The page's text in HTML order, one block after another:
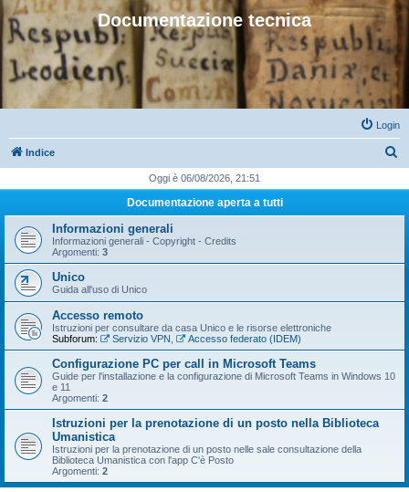
Documentazione tecnica
Login
Indice
c
Oggi è 06/08/2026, 21:51
Documentazione aperta a tutti
Informazioni generali
Informazioni generali - Copyright - Credits
Argomenti: 3
Unico
Guida all'uso di Unico
Accesso remoto
Istruzioni per consultare da casa Unico e le risorse elettroniche
Subforum:
Servizio VPN Accesso federato (IDEM)
Configurazione PC per call in Microsoft Teams
Guide per l'installazione e la configurazione di Microsoft Teams in Windows 10
e 11
Argomenti: 2
Istruzioni per la prenotazione di un posto nella Biblioteca
Umanistica
Istruzioni per la prenotazione di un posto nelle sale consultazione della
Biblioteca Umanistica con l'app C'è Posto
Argomenti: 2